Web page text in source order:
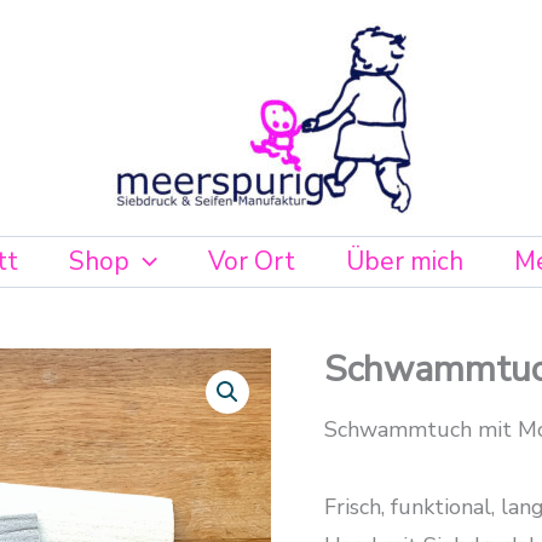
Shop Vor Ort Über mich
Schwammtuch mit
Frisch, funktional,
Schwammtuch
mit
Menge